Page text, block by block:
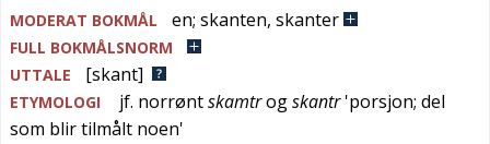
MODERAT BOKMÅL en; skanten, skanter
FULL BOKMÅLSNORM
UTTALE
[skant]
ETYMOLOGI jf. norrøntskamtrogskantr'porsjon; del
som blir tilmålt noen'